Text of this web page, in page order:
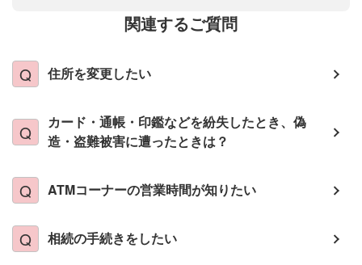
関連するご質問
住所を変更したい
カード・通帳・印鑑などを紛失したとき、偽
造・盗難被害に遭ったときは？
ATMコーナーの営業時間が知りたい
相続の手続きをしたい